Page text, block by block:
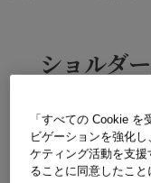
ショルダ
「すべての Cookie
ビゲーションを強化
ケティング活動を支
ることに同意したこと